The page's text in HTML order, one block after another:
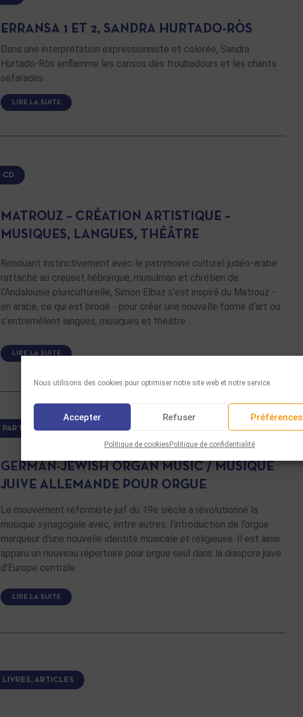
Nous utilisons des cookies pour optimiser notre site web et notre service.
Accepter Refuser Préférences
Politique de cookies Politique de confidentialité
ERRANSA 1 ET 2, SANDRA HURTADO-RÒS
Dans une interprétation expressionniste et colorée, Sandra
Hurtado-Ròs enflamme les cansos des troubadours et les chants
séfarades …
LIRE LA SUITE
CD
MATROUZ – CRÉATION ARTISTIQUE –
MUSIQUES, LANGUES, THÉÂTRE
Renouant instinctivement avec le patrimoine culturel judéo-arabe
rattaché au creuset hébraïque, musulman et chrétien de
l'Andalousie pluriculturelle, Simon Elbaz s'est inspiré du Matrouz -
en arabe, ce qui est brodé - pour créer une nouvelle forme d'art où
s'entremêlent langues, musiques et théâtre …
LIRE LA SUITE
PARTITIONS
GERMAN-JEWISH ORGAN MUSIC / MUSIQUE
JUIVE ALLEMANDE POUR ORGUE
Le mouvement réformiste juif du 19e siècle a révolutionné la
musique synagogale avec, entre autres, l’introduction de l’orgue
marqueur d’une nouvelle identité musicale et religieuse. Il est ainsi
apparu un nouveau répertoire pour orgue seul dans la diaspora juive
d’Europe centrale …
LIRE LA SUITE
LIVRES, ARTICLES